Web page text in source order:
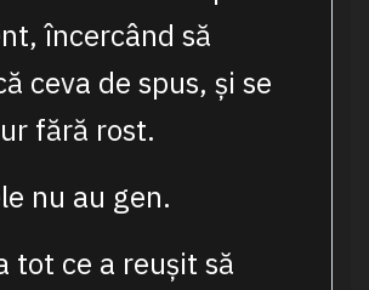
încercând să
ceva de spus, și se
fără rost.
nu au gen.
tot ce a reușit să